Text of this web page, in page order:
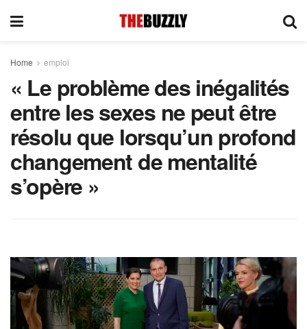
Home emploi
« Le problème des inégalités
entre les sexes ne peut être
résolu que lorsqu’un profond
changement de mentalité
s’opère »